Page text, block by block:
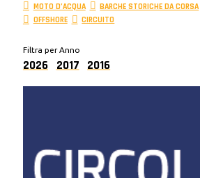
MOTO D’ACQUA
BARCHE STORICHE DA CORSA
OFFSHORE
CIRCUITO
Filtra per Anno
2026 2017 2016